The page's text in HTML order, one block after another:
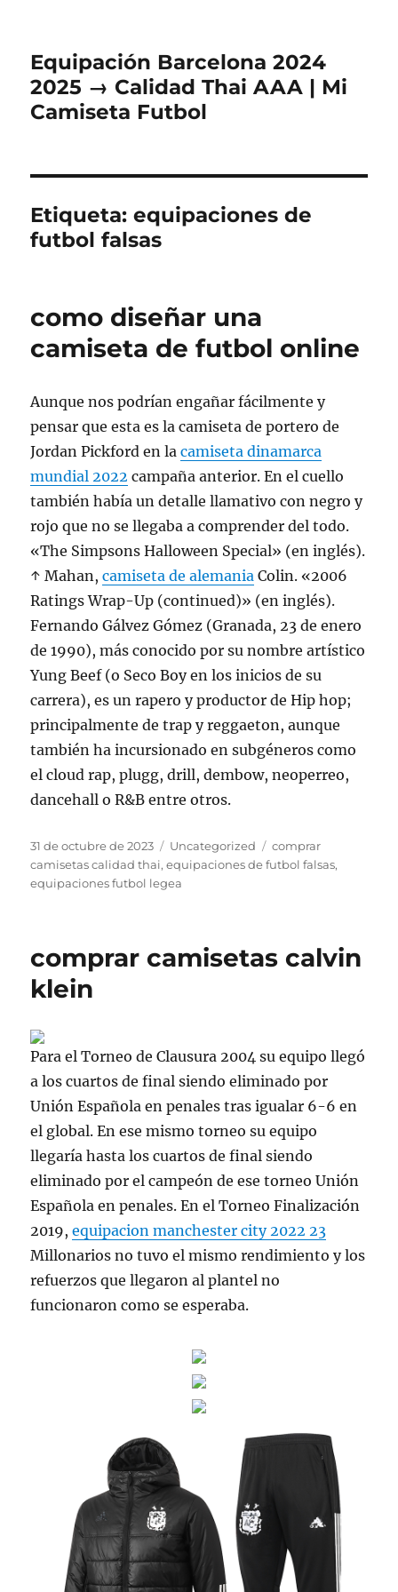
Equipación Barcelona 2024
2025 → Calidad Thai AAA | Mi
Camiseta Futbol
Etiqueta:equipaciones de
futbol falsas
como diseñar una
camiseta de futbol online
Aunque nos podrían engañar fácilmente y
pensar que esta es la camiseta de portero de
Jordan Pickford en lacamiseta dinamarca
mundial 2022 campaña anterior. En el cuello
también había un detalle llamativo con negro y
rojo que no se llegaba a comprender del todo.
«The Simpsons Halloween Special» (en inglés).
↑ Mahan,camiseta de alemania Colin. «2006
Ratings Wrap-Up (continued)» (en inglés).
Fernando Gálvez Gómez (Granada, 23 de enero
de 1990), más conocido por su nombre artístico
Yung Beef (o Seco Boy en los inicios de su
carrera), es un rapero y productor de Hip hop;
principalmente de trap y reggaeton, aunque
también ha incursionado en subgéneros como
el cloud rap, plugg, drill, dembow, neoperreo,
dancehall o R&B entre otros.
Publicado
el
31 de octubre de 2023 Categorías
Uncategorized Etiquetas
comprar
camisetas calidad thai,equipaciones de futbol falsas,
equipaciones futbol legea
comprar camisetas calvin
klein
Para el Torneo de Clausura 2004 su equipo llegó
a los cuartos de final siendo eliminado por
Unión Española en penales tras igualar 6-6 en
el global. En ese mismo torneo su equipo
llegaría hasta los cuartos de final siendo
eliminado por el campeón de ese torneo Unión
Española en penales. En el Torneo Finalización
2019,equipacion manchester city 2022 23
Millonarios no tuvo el mismo rendimiento y los
refuerzos que llegaron al plantel no
funcionaron como se esperaba.